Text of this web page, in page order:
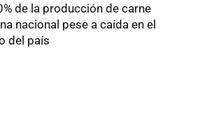
de la producción de carne
nacional pese a caída en el
del país